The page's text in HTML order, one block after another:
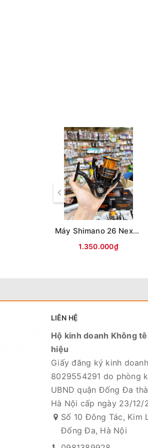
Máy Shimano 26 Nexave Đen cam(hộp Đen)
1.350.000₫
LIÊN HỆ
Hộ kinh doanh Không
hiệu
Giấy đăng ký kinh
8029554291 do phòng
UBND quận Đống Đa
Hà Nội cấp ngày 23/12/
Số 10 Đông Tác, Kim
Đống Đa, Hà Nội